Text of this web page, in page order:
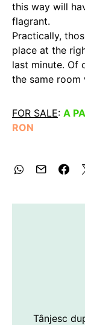
this way will
flagrant.
Practically,
place at the
last minute. Of
the same
FOR SALE: A
RON
Tânjesc